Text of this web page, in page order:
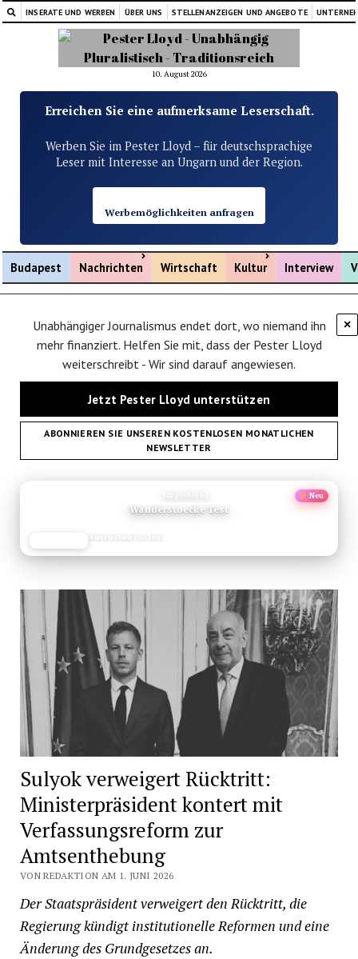
INSERATE UND WERBEN ÜBER UNS STELLENANZEIGEN UND ANGEBOTE
10. August 2026
Erreichen Sie eine aufmerksame Leserschaft.
Werben Sie im Pester Lloyd – für deutschsprachige
Leser mit Interesse an Ungarn und der Region.
Werbemöglichkeiten anfragen
Budapest Nachrichten
Menü öffnen
Wirtschaft Kultur
Menü öffnen
Interview
×
Unabhängiger Journalismus endet dort, wo niemand ihn
mehr finanziert. Helfen Sie mit, dass der Pester Lloyd
weiterschreibt - Wir sind darauf angewiesen.
Jetzt Pester Lloyd unterstützen
ABONNIEREN SIE UNSEREN KOSTENLOSEN MONATLICHEN
NEWSLETTER
Neu
Wanderstoecke Test
Sulyok verweigert Rücktritt:
Ministerpräsident kontert mit
Verfassungsreform zur
Amtsenthebung
VON REDAKTION AM 1. JUNI 2026
Der Staatspräsident verweigert den Rücktritt, die
Regierung kündigt institutionelle Reformen und eine
Änderung des Grundgesetzes an.